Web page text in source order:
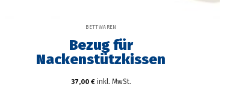
BETTWAREN
Bezug für
Nackenstützkissen
37,00 € inkl. MwSt.